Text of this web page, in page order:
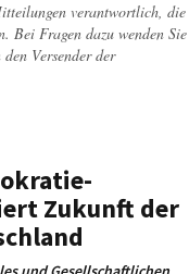
verantwortlich, die
Bei Fragen dazu wenden Sie
Versender der
Zukunft der